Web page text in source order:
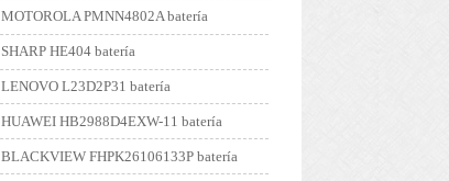
MOTOROLA PMNN4802A batería
SHARP HE404 batería
LENOVO L23D2P31 batería
HUAWEI HB2988D4EXW-11 batería
BLACKVIEW FHPK26106133P batería